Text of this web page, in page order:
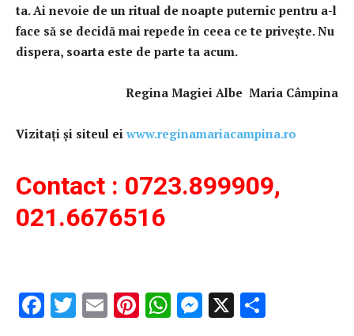
ta. Ai nevoie de un ritual de noapte puternic pentru a-l
face să se decidă mai repede în ceea ce te priveşte. Nu
dispera, soarta este de parte ta acum.
Regina Magiei Albe Maria Câmpina
Vizitaţi şi siteul ei www.reginamariacampina.ro
Contact : 0723.899909,
021.6676516
F T E Pi W M X